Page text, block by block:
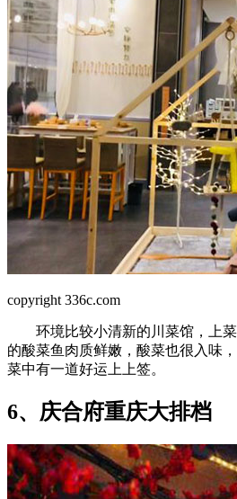
copyright 336c.com
环境比较小清新的川菜馆，上菜
的酸菜鱼肉质鲜嫩，酸菜也很入味
菜中有一道好运上上签。
6、庆合府重庆大排档